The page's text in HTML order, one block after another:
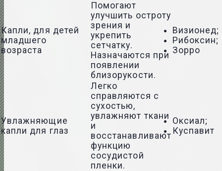
Капли, для детей
младшего
возраста
Помогают
улучшить остроту
зрения и
укрепить
сетчатку.
Назначаются при
появлении
близорукости.
Визионед;
Рибоксин;
Зорро
Увлажняющие
капли для глаз
Легко
справляются с
сухостью,
увлажняют ткани
и
восстанавливают
функцию
сосудистой
пленки.
Оксиал;
Куспавит